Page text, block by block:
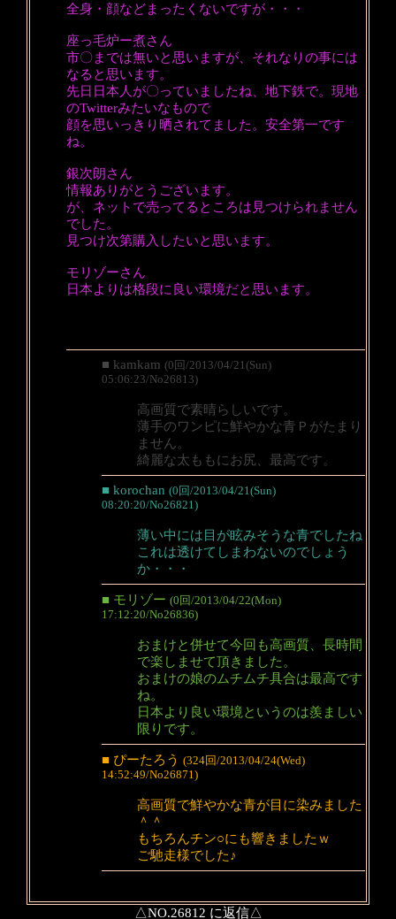
全身・顔などまったくないですが・・・
座っ毛炉ー煮さん
市〇までは無いと思いますが、それなりの事には
なると思います。
先日日本人が〇っていましたね、地下鉄で。現地
のTwitterみたいなもので
顔を思いっきり晒されてました。安全第一です
ね。
銀次朗さん
情報ありがとうございます。
が、ネットで売ってるところは見つけられません
でした。
見つけ次第購入したいと思います。
モリゾーさん
日本よりは格段に良い環境だと思います。
■ kamkam (0回/2013/04/21(Sun)
05:06:23/No26813)
高画質で素晴らしいです。
薄手のワンピに鮮やかな青Ｐがたまり
ません。
綺麗な太ももにお尻、最高です。
■ korochan (0回/2013/04/21(Sun)
08:20:20/No26821)
薄い中には目が眩みそうな青でしたね
これは透けてしまわないのでしょう
か・・・
■ モリゾー (0回/2013/04/22(Mon)
17:12:20/No26836)
おまけと併せて今回も高画質、長時間
で楽しませて頂きました。
おまけの娘のムチムチ具合は最高です
ね。
日本より良い環境というのは羨ましい
限りです。
■ ぴーたろう (324回/2013/04/24(Wed)
14:52:49/No26871)
高画質で鮮やかな青が目に染みました
＾＾
もちろんチン○にも響きましたｗ
ご馳走様でした♪
△NO.26812 に返信△